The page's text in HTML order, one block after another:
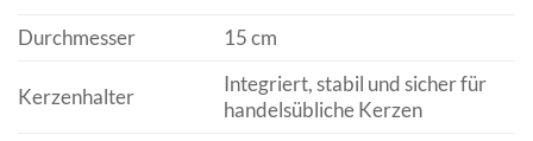
Durchmesser
15 cm
Kerzenhalter
Integriert, stabil und sicher für
handelsübliche Kerzen